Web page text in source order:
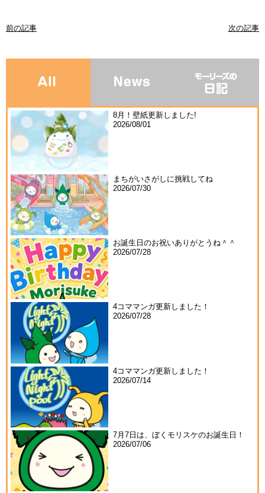
前の記事 次の記事
8月！壁紙更新しました!
2026/08/01
まちがいさがしに挑戦してね
2026/07/30
お誕生日のお祝いありがとうね＾＾
2026/07/28
4コママンガ更新しました！
2026/07/28
4コママンガ更新しました！
2026/07/14
7月7日は、ぼくモリスケのお誕生日！
2026/07/06